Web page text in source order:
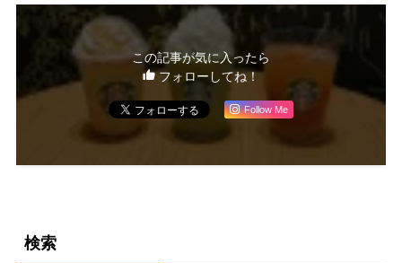
この記事が気に入ったら
フォローしてね！
Follow Me
検索